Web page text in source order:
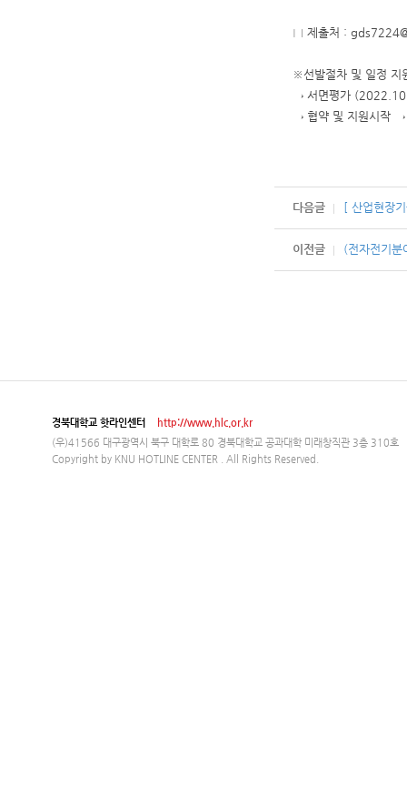
□ 제출처 :
※선발절차 및 일정 지
→ 서면평가
→ 협약 및 지원시작
다음글 [ 산업현장
이전글 (전자전기분
경북대학교 핫라인센터
http://www.hlc.or.kr
(우)41566 대구광역시 북구 대학로 80 경북대학교 공과대학 미래창직관 3층 310호
Copyright by KNU HOTLINE CENTER . All Rights Reserved.